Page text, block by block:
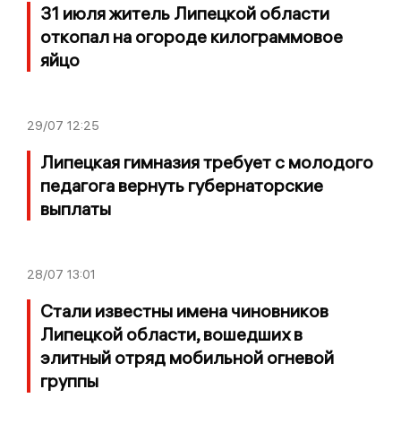
31 июля житель Липецкой области
откопал на огороде килограммовое
яйцо
29/07 12:25
Липецкая гимназия требует с молодого
педагога вернуть губернаторские
выплаты
28/07 13:01
Стали известны имена чиновников
Липецкой области, вошедших в
элитный отряд мобильной огневой
группы